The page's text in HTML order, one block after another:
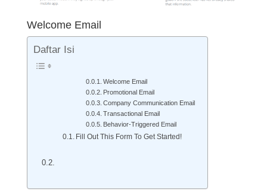
Welcome Email
Daftar Isi
Welcome Email
Promotional Email
Company Communication Email
Transactional Email
Behavior-Triggered Email
Fill Out This Form To Get Started!